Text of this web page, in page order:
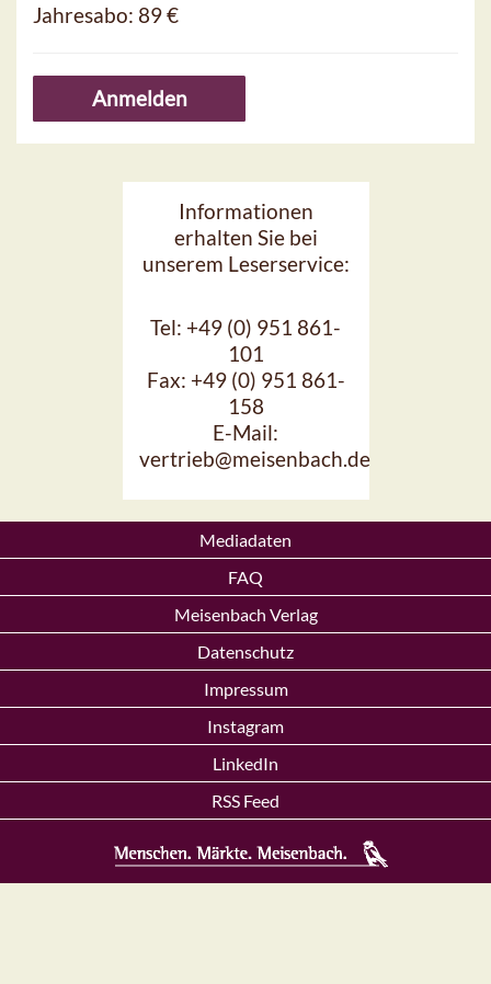
Jahresabo: 89 €
Anmelden
Informationen
erhalten Sie bei
unserem Leserservice:
Tel: +49 (0) 951 861-
101
Fax: +49 (0) 951 861-
158
E-Mail:
vertrieb@meisenbach.de
Mediadaten
FAQ
Meisenbach Verlag
Datenschutz
Impressum
Instagram
LinkedIn
RSS Feed